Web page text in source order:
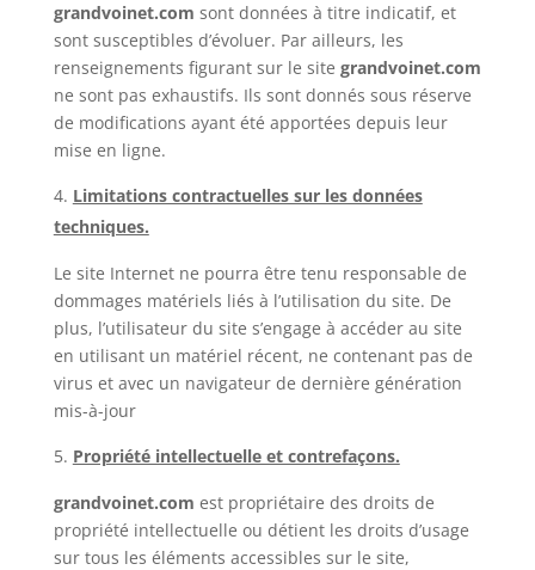
grandvoinet.com sont données à titre indicatif, et
sont susceptibles d’évoluer. Par ailleurs, les
renseignements figurant sur le site grandvoinet.com
ne sont pas exhaustifs. Ils sont donnés sous réserve
de modifications ayant été apportées depuis leur
mise en ligne.
Limitations contractuelles sur les données
techniques.
Le site Internet ne pourra être tenu responsable de
dommages matériels liés à l’utilisation du site. De
plus, l’utilisateur du site s’engage à accéder au site
en utilisant un matériel récent, ne contenant pas de
virus et avec un navigateur de dernière génération
mis-à-jour
Propriété intellectuelle et contrefaçons.
grandvoinet.com est propriétaire des droits de
propriété intellectuelle ou détient les droits d’usage
sur tous les éléments accessibles sur le site,